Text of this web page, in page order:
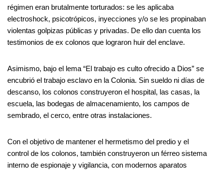
régimen eran brutalmente torturados: se les aplicaba
electroshock, psicotrópicos, inyecciones y/o se les propinaban
violentas golpizas públicas y privadas. De ello dan cuenta los
testimonios de ex colonos que lograron huir del enclave.
Asimismo, bajo el lema “El trabajo es culto ofrecido a Dios” se
encubrió el trabajo esclavo en la Colonia. Sin sueldo ni días de
descanso, los colonos construyeron el hospital, las casas, la
escuela, las bodegas de almacenamiento, los campos de
sembrado, el cerco, entre otras instalaciones.
Con el objetivo de mantener el hermetismo del predio y el
control de los colonos, también construyeron un férreo sistema
interno de espionaje y vigilancia, con modernos aparatos